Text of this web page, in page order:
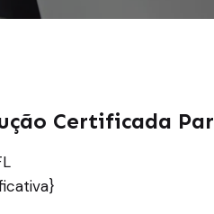
Certificada